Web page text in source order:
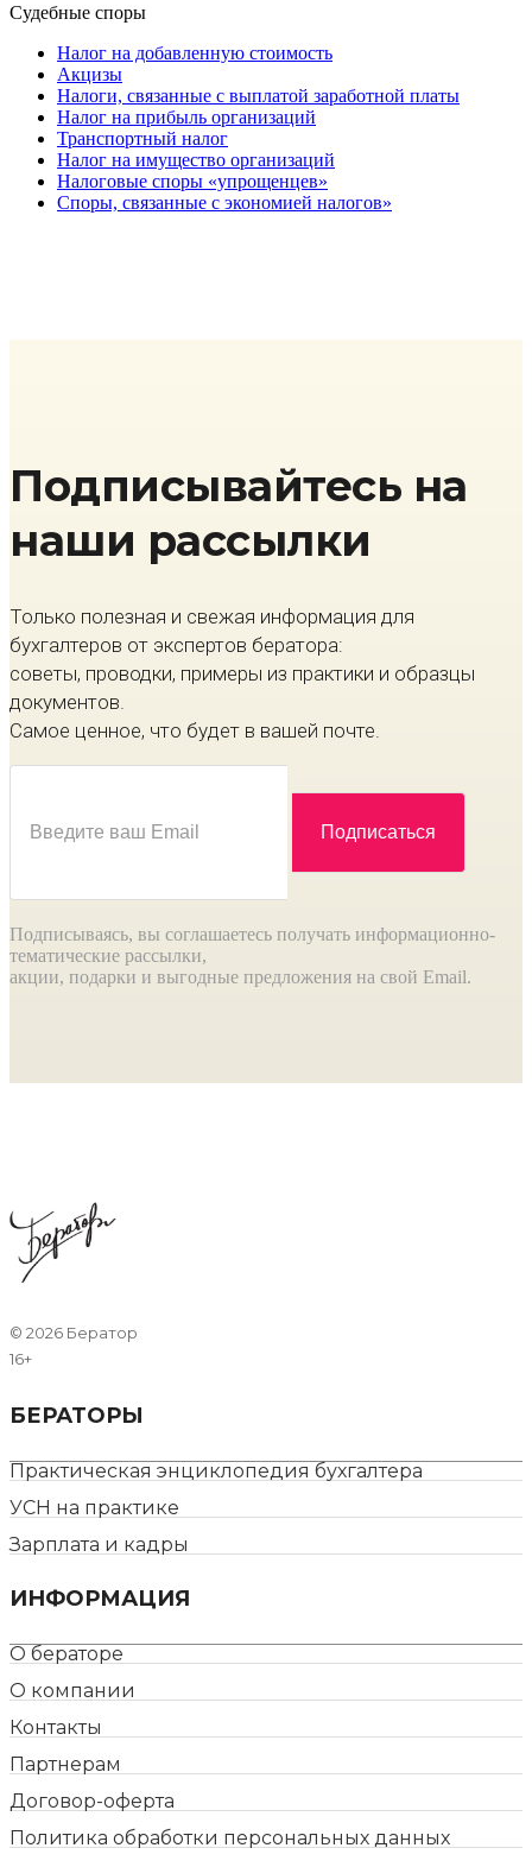
Судебные споры
Налог на добавленную стоимость
Акцизы
Налоги, связанные с выплатой заработной платы
Налог на прибыль организаций
Транспортный налог
Налог на имущество организаций
Налоговые споры «упрощенцев»
Споры, связанные с экономией налогов»
Подписывайтесь на
наши рассылки
Только полезная и свежая информация для
бухгалтеров от экспертов бератора:
советы, проводки, примеры из практики и образцы
документов.
Самое ценное, что будет в вашей почте.
Подписываясь, вы соглашаетесь получать информационно-
тематические рассылки,
акции, подарки и выгодные предложения на свой Email.
© 2026 Бератор
16+
БЕРАТОРЫ
Практическая энциклопедия бухгалтера
УСН на практике
Зарплата и кадры
ИНФОРМАЦИЯ
О бераторе
О компании
Контакты
Партнерам
Договор-оферта
Политика обработки персональных данных